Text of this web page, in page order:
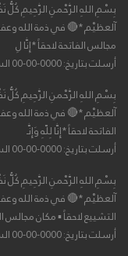
بِسْمِ اللهِ الرَّحْمنِ الرَّحِيمِ كُلُّ
آلعظيْم *🔴 في ذمة الله
مجالس الفاتحة لاحقاً *إِنَّا لِ
أرسلت بتاريخ: 0000-00-00 الساعة :
بِسْمِ اللهِ الرَّحْمنِ الرَّحِيمِ كُلُّ
الفاتحة لاحقاً *إِنَّا لِلّهِ وَإِنَّـ
أرسلت بتاريخ: 0000-00-00 الساعة :
بِسْمِ اللهِ الرَّحْمنِ الرَّحِيمِ كُلُّ
آلعظيْم *🔴 في ذمة الله
التشييع لاحقاً ▪ مكان مجالس
أرسلت بتاريخ: 0000-00-00 الساعة :